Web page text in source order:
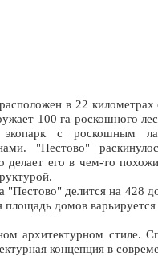
в 22
100 га роскошного
с роскошным
"Пестово"
делает его в чем-то
"Пестово" делится на 428
домов
архитектурном стиле.
концепция в